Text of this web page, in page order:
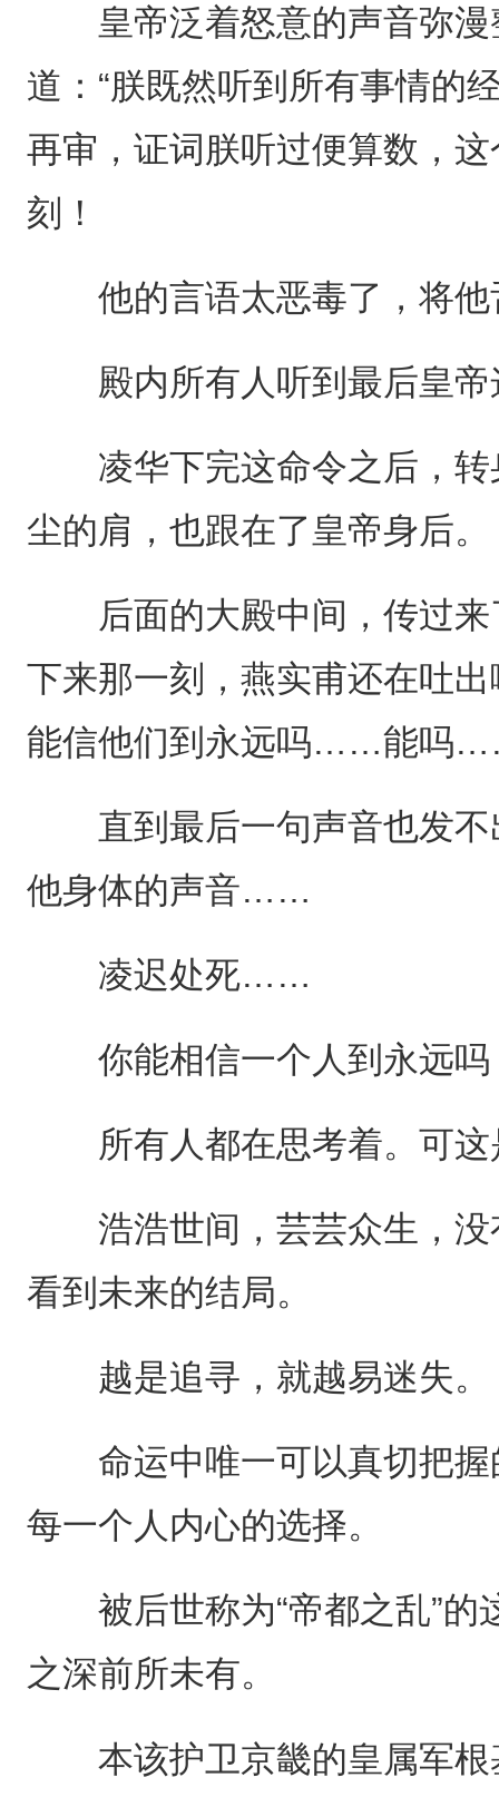
皇帝泛着怒意的声音弥漫
道：“朕既然听到所有事情的
再审，证词朕听过便算数，
刻！
他的言语太恶毒了，将他
殿内所有人听到最后皇帝
凌华下完这命令之后，转
尘的肩，也跟在了皇帝身后。
后面的大殿中间，传过来
下来那一刻，燕实甫还在吐
能信他们到永远吗……能吗
直到最后一句声音也发不
他身体的声音……
凌迟处死……
你能相信一个人到永远吗
所有人都在思考着。可这
浩浩世间，芸芸众生，没
看到未来的结局。
越是追寻，就越易迷失。
命运中唯一可以真切把握
每一个人内心的选择。
被后世称为“帝都之乱”的
之深前所未有。
本该护卫京畿的皇属军根